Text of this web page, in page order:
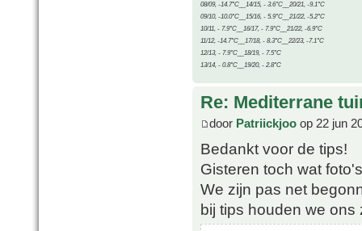
08/09, -14.7°C__14/15, - 3.6°C__20/21, -9.1°C
09/10, -10.0°C__15/16, - 5.9°C__21/22, -5.2°C
10/11, - 7.9°C__16/17, - 7.9°C__21/22, -6.9°C
11/12, -14.7°C__17/18, - 8.3°C__22/23, -7.1°C
12/13, - 7.9°C__18/19, - 7.5°C
13/14, - 0.8°C__19/20, - 2.8°C
Re: Mediterrane
door Patriickjoo op 22 jun
Bedankt voor de tips!
Gisteren toch wat
We zijn pas net
bij tips houden we